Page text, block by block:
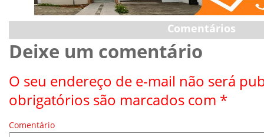
Comentários
Deixe um comentário
O seu endereço de e-mail não será
obrigatórios são marcados com *
Comentário